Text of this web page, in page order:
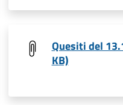
Quesiti del
KB)